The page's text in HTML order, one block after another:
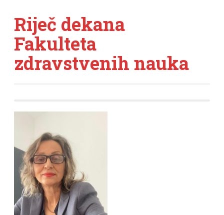
Riječ dekana
Fakulteta
zdravstvenih nauka